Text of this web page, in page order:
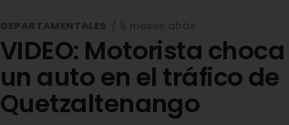
DEPARTAMENTALES 5 meses atrás
VIDEO: Motorista
un auto en el tráfico de
Quetzaltenango